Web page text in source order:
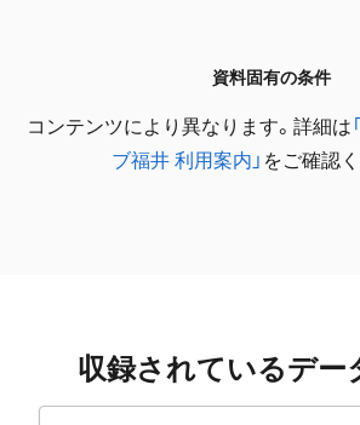
資料固有の条件
コンテンツにより異なります。詳細は
ブ福井 利用案内」 をご確認く
収録されているデー